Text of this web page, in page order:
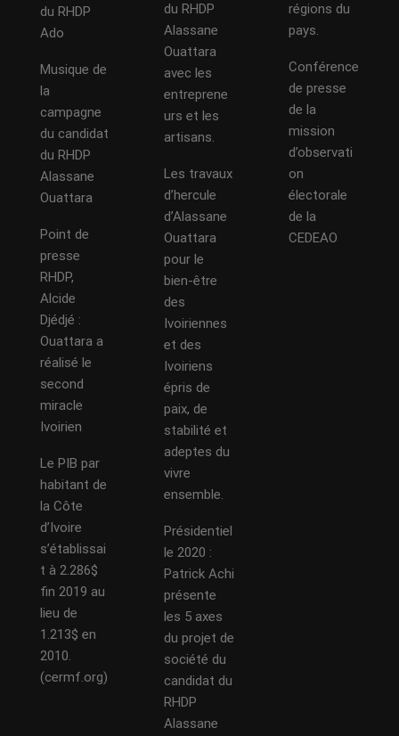
du RHDP
Ado
Musique de
la
campagne
du candidat
du RHDP
Alassane
Ouattara
Point de
presse
RHDP,
Alcide
Djédjé :
Ouattara a
réalisé le
second
miracle
Ivoirien
Le PIB par
habitant de
la Côte
d’Ivoire
s’établissai
t à 2.286$
fin 2019 au
lieu de
1.213$ en
2010.
(cermf.org)
du RHDP
Alassane
Ouattara
avec les
entreprene
urs et les
artisans.
Les travaux
d’hercule
d’Alassane
Ouattara
pour le
bien-être
des
Ivoiriennes
et des
Ivoiriens
épris de
paix, de
stabilité et
adeptes du
vivre
ensemble.
Présidentiel
le 2020 :
Patrick Achi
présente
les 5 axes
du projet de
société du
candidat du
RHDP
Alassane
régions du
pays.
Conférence
de presse
de la
mission
d’observati
on
électorale
de la
CEDEAO